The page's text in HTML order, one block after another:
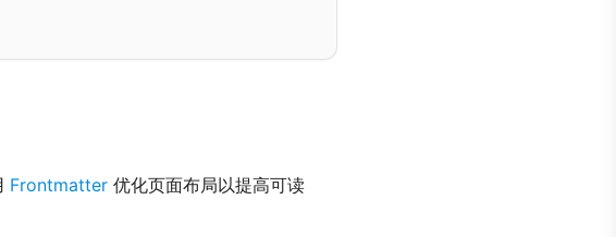
Frontmatter 优化页面布局以提高可读